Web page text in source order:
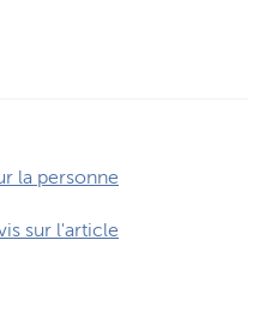
la personne
sur l'article